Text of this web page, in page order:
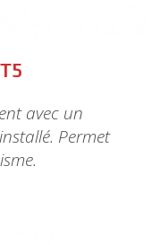
avec un
Permet